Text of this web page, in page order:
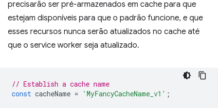
precisarão ser pré-armazenados em cache para que
estejam disponíveis para que o padrão funcione, e que
esses recursos nunca serão atualizados no cache até
que o service worker seja atualizado.
// Establish a cache name
const cacheName = 'MyFancyCacheName_v1' ;